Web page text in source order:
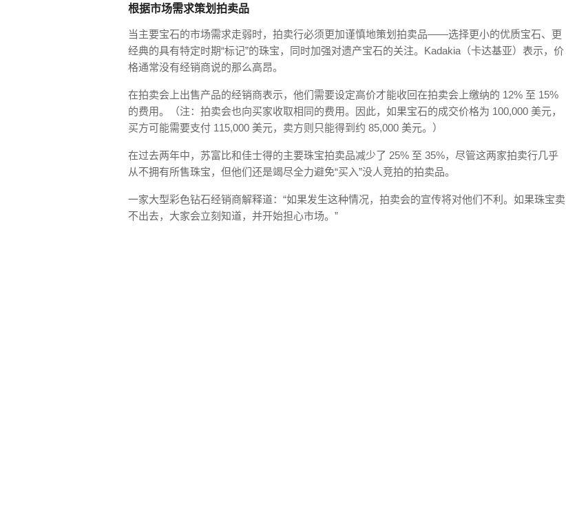
根据市场需求策划拍卖品
当主要宝石的市场需求走弱时，拍卖行必须更加谨慎地策划拍卖品——选择更小的优质宝石、更
经典的具有特定时期“标记”的珠宝，同时加强对遗产宝石的关注。Kadakia（卡达基亚）表示，价
格通常没有经销商说的那么高昂。
在拍卖会上出售产品的经销商表示，他们需要设定高价才能收回在拍卖会上缴纳的 12% 至 15%
的费用。（注：拍卖会也向买家收取相同的费用。因此，如果宝石的成交价格为 100,000 美元，
买方可能需要支付 115,000 美元，卖方则只能得到约 85,000 美元。）
在过去两年中，苏富比和佳士得的主要珠宝拍卖品减少了 25% 至 35%，尽管这两家拍卖行几乎
从不拥有所售珠宝，但他们还是竭尽全力避免“买入”没人竞拍的拍卖品。
一家大型彩色钻石经销商解释道：“如果发生这种情况，拍卖会的宣传将对他们不利。如果珠宝卖
不出去，大家会立刻知道，并开始担心市场。”